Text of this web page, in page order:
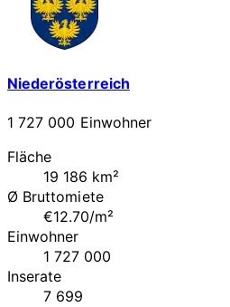
Niederösterreich
1 727 000 Einwohner
Fläche
19 186 km²
Ø Bruttomiete
€12.70/m²
Einwohner
1 727 000
Inserate
7 699